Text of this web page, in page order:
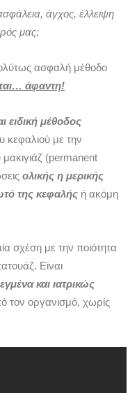
άγχος, έλλειψη
μας;
ασφαλή μέθοδο
άφαντη!
ειδική μέθοδος
κεφαλιού με την
μακιγιάζ (permanent
ολικής η μερικής
της κεφαλής ή ακόμη
σχέση με την ποιότητα
Είναι
και ιατρικώς
τον οργανισμό, χωρίς